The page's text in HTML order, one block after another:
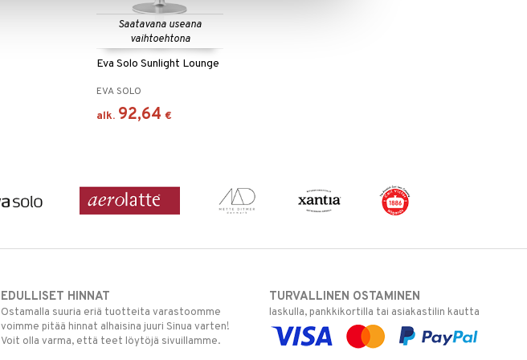
Saatavana useana
vaihtoehtona
Eva Solo Sunlight Lounge
EVA SOLO
alk. 92,64 €
EDULLISET HINNAT
Ostamalla suuria eriä tuotteita varastoomme
voimme pitää hinnat alhaisina juuri Sinua varten!
Voit olla varma, että teet löytöjä sivuillamme.
TURVALLINEN OSTAMINEN
laskulla, pankkikortilla tai asiakastilin kautta